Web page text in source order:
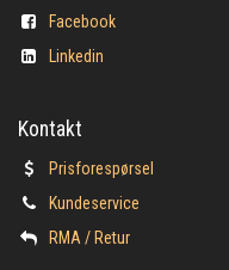
Facebook
Linkedin
Kontakt
Prisforespørsel
Kundeservice
​RMA / Retur